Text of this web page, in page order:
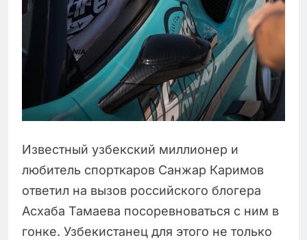
Известный узбекский миллионер и
любитель спорткаров Санжар Каримов
ответил на вызов российского блогера
Асхаба Тамаева посоревноваться с ним в
гонке. Узбекистанец для этого не только